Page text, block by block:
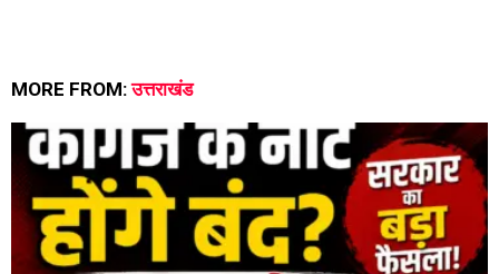
MORE FROM:उत्तराखंड